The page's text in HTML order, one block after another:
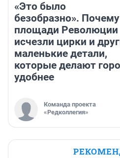
«Это было
безобразно».
площади Революции
исчезли цирки и
маленькие детали,
которые делают
удобнее
Команда проекта
«Редколлегия»